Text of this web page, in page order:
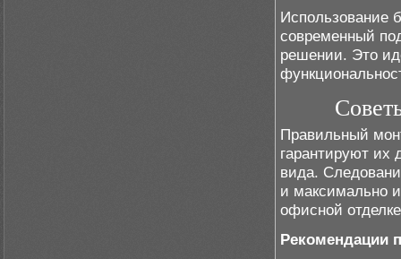
Использование
современный
решении. Это
Правильный
гарантируют их
вида.
и максимально
офисной
Рекомендации